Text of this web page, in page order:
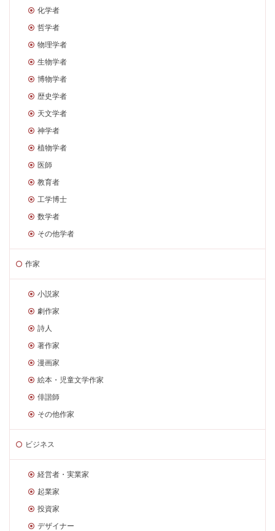
化学者
哲学者
物理学者
生物学者
博物学者
歴史学者
天文学者
神学者
植物学者
医師
教育者
工学博士
数学者
その他学者
作家
小説家
劇作家
詩人
著作家
漫画家
絵本・児童文学作家
俳諧師
その他作家
ビジネス
経営者・実業家
起業家
投資家
デザイナー